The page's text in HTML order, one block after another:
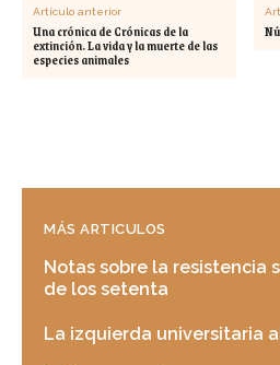
Artículo anterior
Una crónica de Crónicas de la
extinción. La vida y la muerte de las
especies animales
MÁS ARTICULOS
Notas sobre la resistencia
de los setenta
La izquierda universitaria